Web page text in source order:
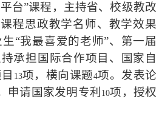
台”课程，主持省、校级教改
程思政教学名师、教学效果
“我最喜爱的老师”、第一届
承担国际合作项目、国家自
13项，横向课题4项。发表论
申请国家发明专利 10项，授权